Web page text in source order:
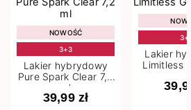
NOWOŚĆ
3+3
Lakier hybrydowy
Pure Spark Clear 7,2
ml
39,99 zł
Lakier
Limitless